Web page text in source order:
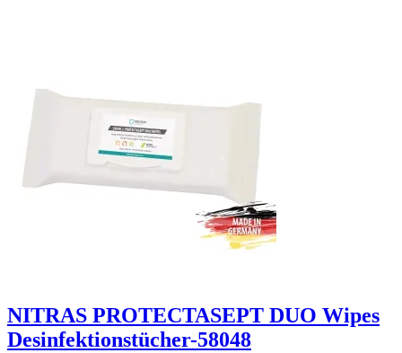
NITRAS PROTECTASEPT DUO Wipes
Desinfektionstücher-58048